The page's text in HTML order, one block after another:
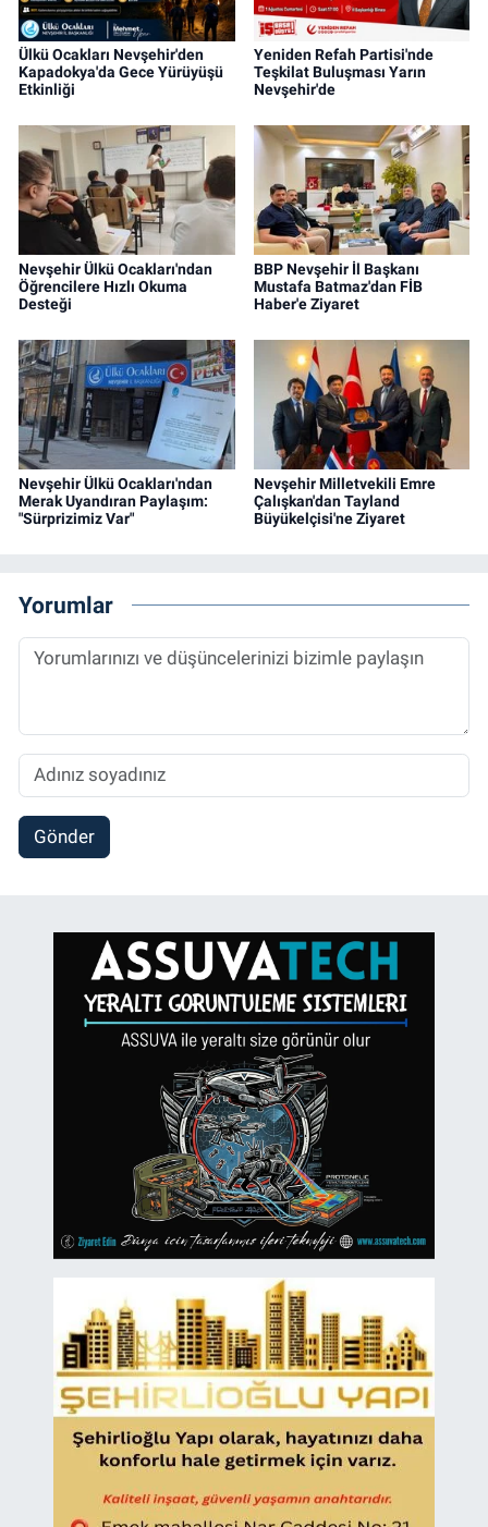
Ülkü Ocakları Nevşehir'den
Kapadokya'da Gece Yürüyüşü
Etkinliği
Yeniden Refah Partisi'nde
Teşkilat Buluşması Yarın
Nevşehir'de
Nevşehir Ülkü Ocakları'ndan
Öğrencilere Hızlı Okuma
Desteği
BBP Nevşehir İl Başkanı
Mustafa Batmaz'dan FİB
Haber'e Ziyaret
Nevşehir Ülkü Ocakları'ndan
Merak Uyandıran Paylaşım:
"Sürprizimiz Var"
Nevşehir Milletvekili Emre
Çalışkan'dan Tayland
Büyükelçisi'ne Ziyaret
Yorumlar
Gönder